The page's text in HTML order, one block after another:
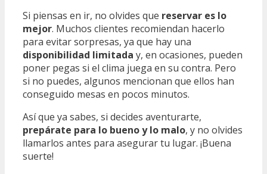
Si piensas en ir, no olvides que reservar es lo
mejor. Muchos clientes recomiendan hacerlo
para evitar sorpresas, ya que hay una
disponibilidad limitada y, en ocasiones, pueden
poner pegas si el clima juega en su contra. Pero
si no puedes, algunos mencionan que ellos han
conseguido mesas en pocos minutos.
Así que ya sabes, si decides aventurarte,
prepárate para lo bueno y lo malo, y no olvides
llamarlos antes para asegurar tu lugar. ¡Buena
suerte!